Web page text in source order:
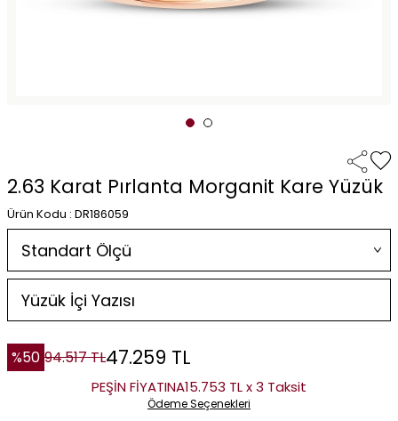
2.63 Karat Pırlanta Morganit Kare Yüzük
Ürün Kodu : DR186059
%50 94.517TL47.259 TL
PEŞİN FİYATINA15.753 TL x 3 Taksit
Ödeme Seçenekleri